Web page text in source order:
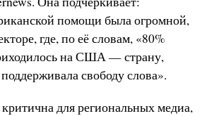
помощи была огромной,
где, по её словам, «80%
на США — страну,
свободу слова».
для региональных медиа,